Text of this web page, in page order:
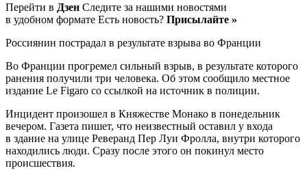
Перейти в Дзен Следите за нашими новостями
в удобном формате Есть новость? Присылайте »
Россиянин пострадал в результате взрыва во Франции
Во Франции прогремел сильный взрыв, в результате которого
ранения получили три человека. Об этом сообщило местное
издание Le Figaro со ссылкой на источник в полиции.
Инцидент произошел в Княжестве Монако в понедельник
вечером. Газета пишет, что неизвестный оставил у входа
в здание на улице Реверанд Пер Луи Фролла, внутри которого
находились люди. Сразу после этого он покинул место
происшествия.